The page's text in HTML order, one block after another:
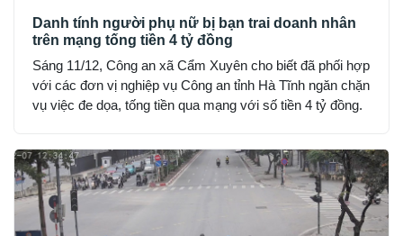
Danh tính người phụ nữ bị bạn trai doanh nhân
trên mạng tống tiền 4 tỷ đồng
Sáng 11/12, Công an xã Cẩm Xuyên cho biết đã phối hợp
với các đơn vị nghiệp vụ Công an tỉnh Hà Tĩnh ngăn chặn
vụ việc đe dọa, tống tiền qua mạng với số tiền 4 tỷ đồng.